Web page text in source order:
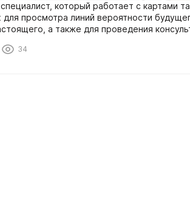
который работает с картами
для просмотра линий вероятности
а также для проведения
вопросам.
34